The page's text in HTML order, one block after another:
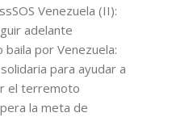
Venezuela (II):
adelante
por Venezuela:
para ayudar a
el terremoto
la meta de